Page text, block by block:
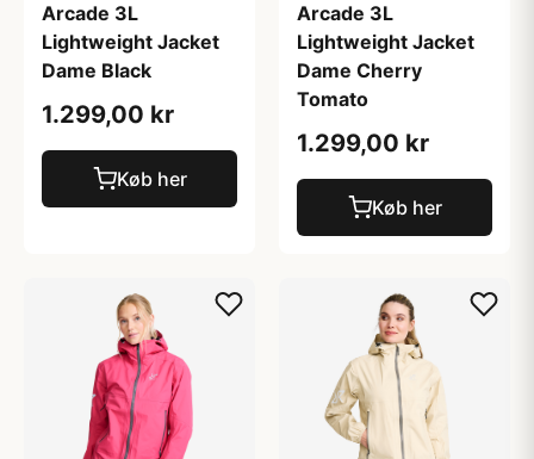
Arcade 3L
Lightweight Jacket
Dame Black
1.299,00 kr
Køb her
Arcade 3L
Lightweight Jacket
Dame Cherry
Tomato
1.299,00 kr
Køb her